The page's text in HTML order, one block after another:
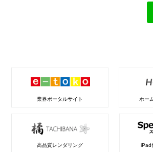
業界ポータルサイト ホー
高品質レンダリング iPad